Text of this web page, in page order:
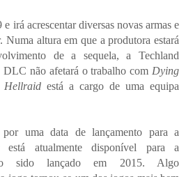
irá acrescentar diversas novas armas e
Numa altura em que a produtora estará
de a sequela, a Techland
não afetará o trabalho com Dying
Hellraid está a cargo de uma equipa
por uma data de lançamento para a
atualmente disponível para a
sido lançado em 2015. Algo